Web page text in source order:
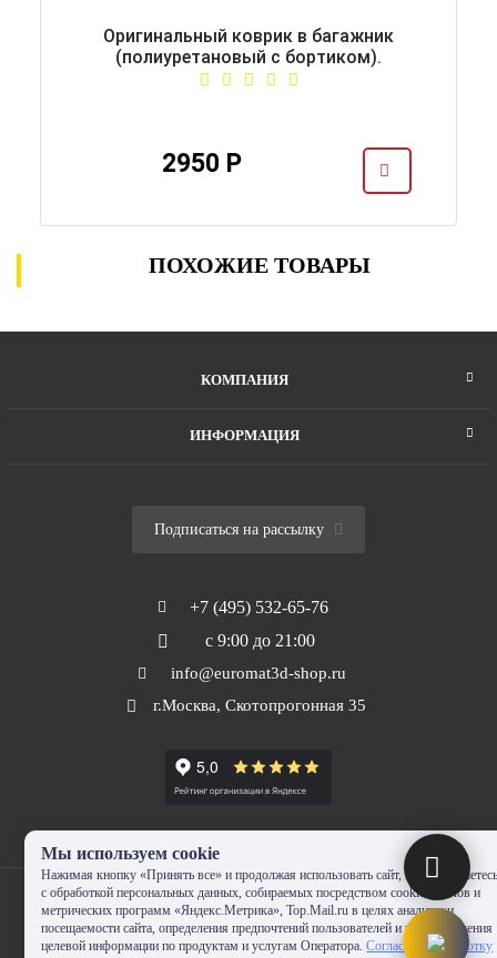
Оригинальный коврик в багажник
(полиуретановый с бортиком).
2950 Р
ПОХОЖИЕ ТОВАРЫ
КОМПАНИЯ
ИНФОРМАЦИЯ
Подписаться на рассылку
+7 (495) 532-65-76
с 9:00 до 21:00
info@euromat3d-shop.ru
г.Москва, Скотопрогонная 35
Мы используем cookie
Нажимая кнопку «Принять все» и продолжая использовать сайт, Вы
с обработкой персональных данных, собираемых посредством cookie-файлов и
метрических программ «Яндекс.Метрика», Top.Mail.ru в целях аналитики
посещаемости сайта, определения предпочтений пользователей и предоставления
целевой информации по продуктам и услугам Оператора.Согласие на обработку